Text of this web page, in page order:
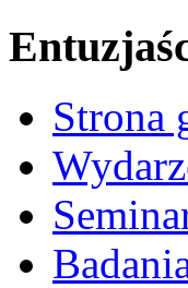
Strona